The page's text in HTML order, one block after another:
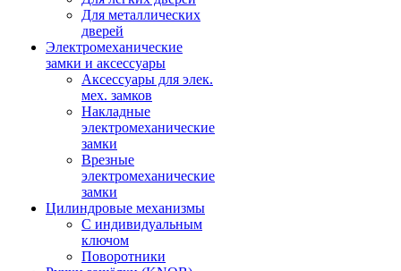
Для металлических
дверей
Электромеханические
замки и аксессуары
Аксессуары для элек.
мех. замков
Накладные
электромеханические
замки
Врезные
электромеханические
замки
Цилиндровые механизмы
С индивидуальным
ключом
Поворотники